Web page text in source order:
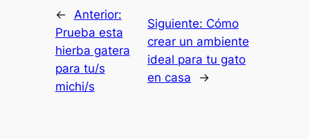
← Anterior:
Prueba esta
hierba gatera
para tu/s
michi/s
Siguiente: Cómo
crear un ambiente
ideal para tu gato
en casa
→